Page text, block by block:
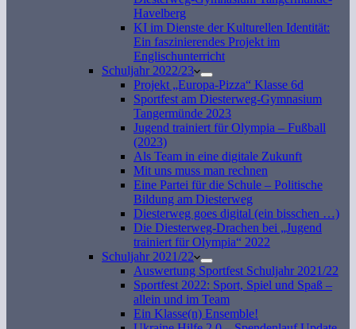
Havelberg
KI im Dienste der Kulturellen Identität:
Ein faszinierendes Projekt im
Englischunterricht
Schuljahr 2022/23
Projekt „Europa-Pizza“ Klasse 6d
Sportfest am Diesterweg-Gymnasium
Tangermünde 2023
Jugend trainiert für Olympia – Fußball
(2023)
Als Team in eine digitale Zukunft
Mit uns muss man rechnen
Eine Partei für die Schule – Politische
Bildung am Diesterweg
Diesterweg goes digital (ein bisschen …)
Die Diesterweg-Drachen bei „Jugend
trainiert für Olympia“ 2022
Schuljahr 2021/22
Auswertung Sportfest Schuljahr 2021/22
Sportfest 2022: Sport, Spiel und Spaß –
allein und im Team
Ein Klasse(n) Ensemble!